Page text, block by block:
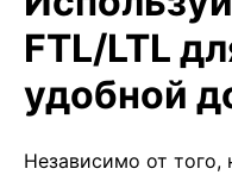
FTL/LTL
удобной
Независимо от того,